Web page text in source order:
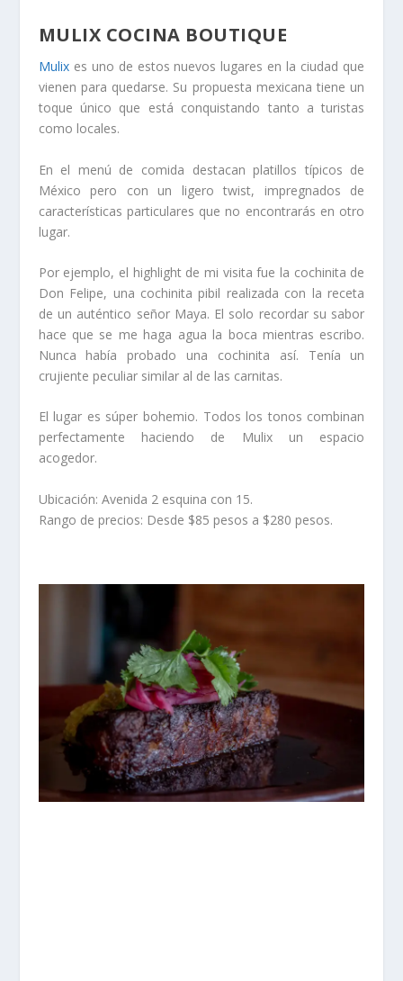
MULIX COCINA BOUTIQUE
Mulixes uno de estos nuevos lugares en la ciudad que
vienen para quedarse. Su propuesta mexicana tiene un
toque único que está conquistando tanto a turistas
como locales.
En el menú de comida destacan platillos típicos de
México pero con un ligero twist, impregnados de
características particulares que no encontrarás en otro
lugar.
Por ejemplo, el highlight de mi visita fue la cochinita de
Don Felipe, una cochinita pibil realizada con la receta
de un auténtico señor Maya. El solo recordar su sabor
hace que se me haga agua la boca mientras escribo.
Nunca había probado una cochinita así. Tenía un
crujiente peculiar similar al de las carnitas.
El lugar es súper bohemio. Todos los tonos combinan
perfectamente haciendo de Mulix un espacio
acogedor.
Ubicación: Avenida 2 esquina con 15.
Rango de precios: Desde $85 pesos a $280 pesos.